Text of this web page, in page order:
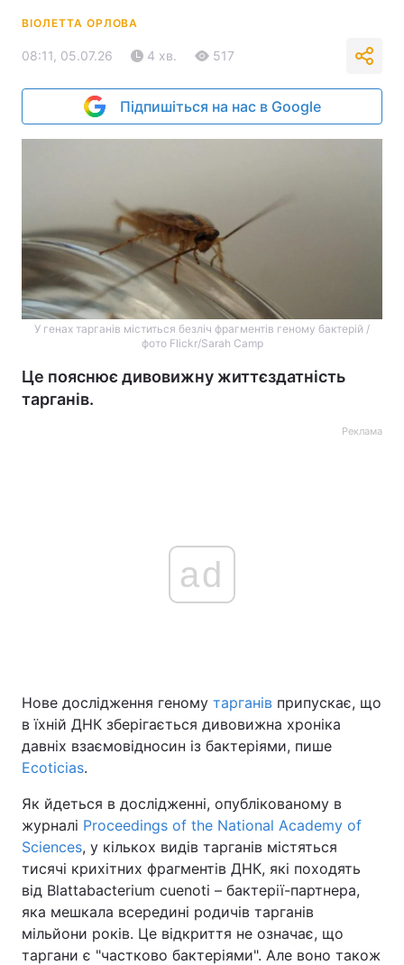
ВІОЛЕТТА ОРЛОВА
08:11, 05.07.26 4 хв. 517
Підпишіться на нас в Google
У генах тарганів міститься безліч фрагментів геному бактерій /
фото Flickr/Sarah Camp
Це пояснює дивовижну життєздатність
тарганів.
Реклама
ad
Нове дослідження геному тарганів припускає, що
в їхній ДНК зберігається дивовижна хроніка
давніх взаємовідносин із бактеріями, пише
Ecoticias.
Як йдеться в дослідженні, опублікованому в
журналі Proceedings of the National Academy of
Sciences, у кількох видів тарганів містяться
тисячі крихітних фрагментів ДНК, які походять
від Blattabacterium cuenoti – бактерії-партнера,
яка мешкала всередині родичів тарганів
мільйони років. Це відкриття не означає, що
таргани є "частково бактеріями". Але воно також